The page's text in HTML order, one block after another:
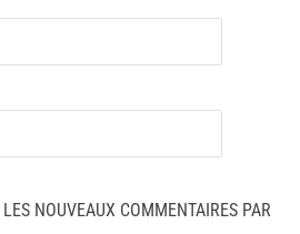
NOUVEAUX COMMENTAIRES PAR